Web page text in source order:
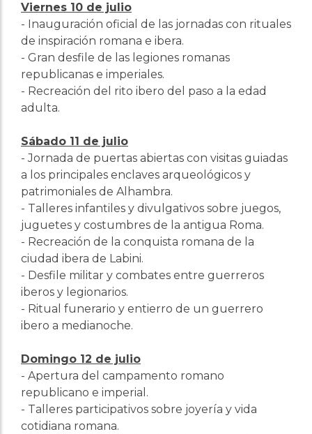
Viernes 10 de julio
- Inauguración oficial de las jornadas con rituales
de inspiración romana e ibera.
- Gran desfile de las legiones romanas
republicanas e imperiales.
- Recreación del rito ibero del paso a la edad
adulta.
Sábado 11 de julio
- Jornada de puertas abiertas con visitas guiadas
a los principales enclaves arqueológicos y
patrimoniales de Alhambra.
- Talleres infantiles y divulgativos sobre juegos,
juguetes y costumbres de la antigua Roma.
- Recreación de la conquista romana de la
ciudad ibera de Labini.
- Desfile militar y combates entre guerreros
iberos y legionarios.
- Ritual funerario y entierro de un guerrero
ibero a medianoche.
Domingo 12 de julio
- Apertura del campamento romano
republicano e imperial.
- Talleres participativos sobre joyería y vida
cotidiana romana.